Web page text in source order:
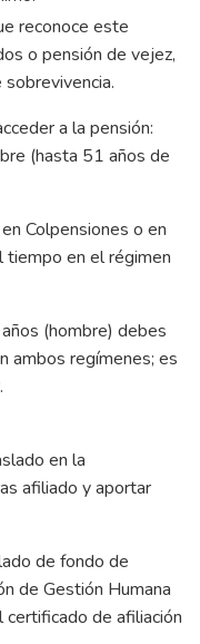
reconoce este
o pensión de vejez,
a la pensión:
(hasta 51 años de
Colpensiones o en
tiempo en el régimen
(hombre) debes
ambos regímenes; es
en la
afiliado y aportar
de fondo de
de Gestión Humana
de afiliación